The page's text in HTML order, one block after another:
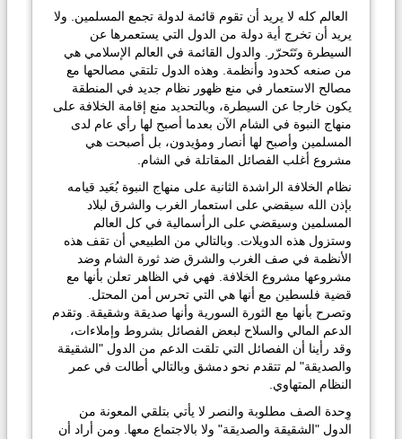
العالم كله لا يريد أن تقوم قائمة لدولة تجمع المسلمين. ولا
يريد أن تخرج أية دولة من الدول التي يستعمرها عن
السيطرة وتَتَحرّر. والدول القائمة في العالم الإسلامي هي
من صنعه كحدود وأنظمة. وهذه الدول تلتقي مصالحها مع
مصالح الاستعمار في منع ظهور نظام جديد في المنطقة
يكون خارجا عن السيطرة، وبالتحديد منع إقامة الخلافة على
منهاج النبوة في الشام الآن بعدما أصبح لها رأي عام لدى
المسلمين وأصبح لها أنصار ومؤيدون، بل أصبحت هي
مشروع أغلب الفصائل المقاتلة في الشام.
نظام الخلافة الراشدة الثانية على منهاج النبوة بُعَيد قيامه
بإذن الله سيقضي على استعمار الغرب والشرق لبلاد
المسلمين وسيقضي على الرأسمالية في كل العالم
وستزول هذه الدويلات. وبالتالي من الطبيعي أن تقف هذه
الأنظمة في صف الغرب والشرق ضد ثورة الشام وضد
مشروعها مشروع الخلافة. فهي في الظاهر تعلن بأنها مع
قضية فلسطين مع أنها هي التي تحرس أمن المحتل.
وتصرح بأنها مع الثورة السورية وأنها صديقة وشقيقة. وتقدم
الدعم المالي والسلاح لبعض الفصائل بشروط وإملاءات،
وقد رأينا أن الفصائل التي تلقت الدعم من الدول "الشقيقة
والصديقة" لم تتقدم نحو دمشق وبالتالي أطالت في عمر
النظام المتهاوي.
وِحدة الصف مطلوبة والنصر لا يأتي بتلقي المعونة من
الدول "الشقيقة والصديقة" ولا بالاجتماع معها. ومن أراد أن